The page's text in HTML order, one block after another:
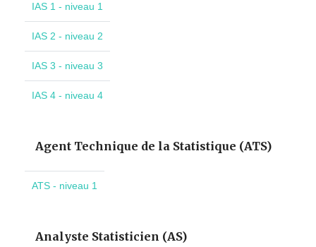
IAS 1 - niveau 1
IAS 2 - niveau 2
IAS 3 - niveau 3
IAS 4 - niveau 4
Agent Technique de la Statistique (ATS)
ATS - niveau 1
Analyste Statisticien (AS)